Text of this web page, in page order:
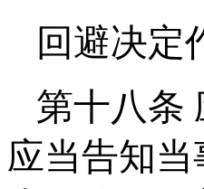
回避决定
第十八条
应当告知